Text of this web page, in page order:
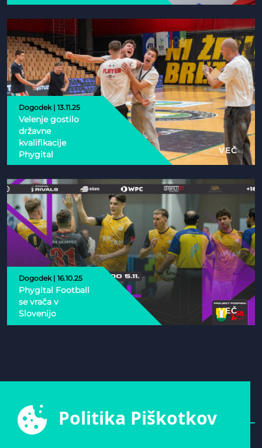
partner Esports
Nations Cup 2026
Dogodek | 13.11.25
Velenje gostilo
državne
kvalifikacije
Phygital
VEČ
Dogodek | 16.10.25
Phygital Football
se vrača v
Slovenijo
VEČ
Politika Piškotkov